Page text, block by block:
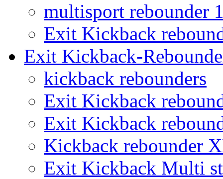
multisport rebounder
Exit Kickback
Exit Kickback-
kickback rebounders
Exit Kickback
Exit Kickback
Kickback rebounder
Exit Kickback Multi